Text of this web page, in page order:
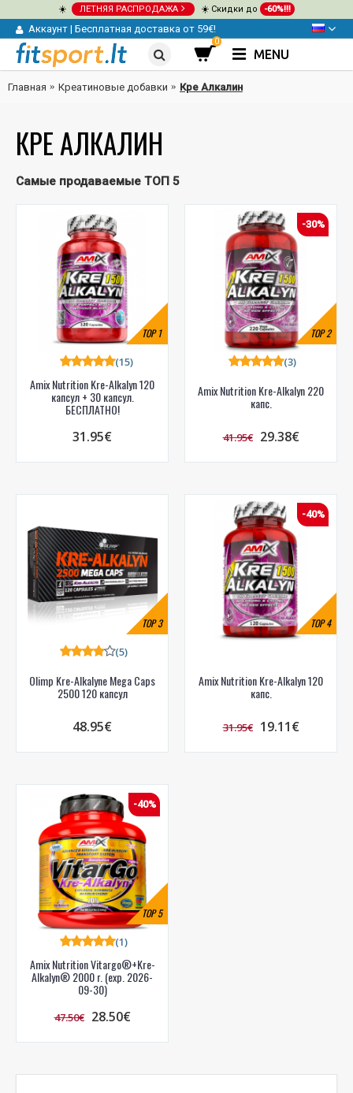
☀️ ЛЕТНЯЯ РАСПРОДАЖА ☀️ Скидки до -60%!!!
Аккаунт | Бесплатная доставка от 59€!
0
MENU
Главная Креатиновые добавки Кре Алкалин
КРЕ АЛКАЛИН
Самые продаваемые ТОП 5
TOP1
Amix Nutrition Kre-Alkalyn 120
капсул + 30 капсул.
БЕСПЛАТНО!
(15)
31.95€
TOP2
-30%
Amix Nutrition Kre-Alkalyn 220
капс.
(3)
41.95€ 29.38€
TOP3
Olimp Kre-Alkalyne Mega Caps
2500 120 капсул
(5)
48.95€
TOP4
-40%
Amix Nutrition Kre-Alkalyn 120
капс.
31.95€ 19.11€
TOP5
-40%
Amix Nutrition Vitargo®+Kre-
Alkalyn® 2000 г. (exp. 2026-
09-30)
(1)
47.50€ 28.50€